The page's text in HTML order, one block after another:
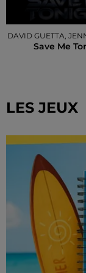
DAVID GUETTA,
Save Me
LES JEUX